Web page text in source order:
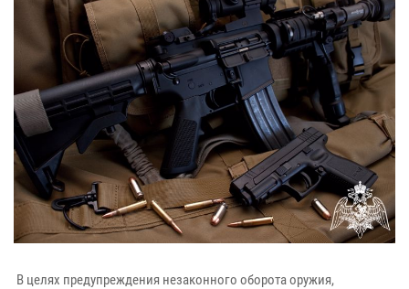
В целях предупреждения незаконного оборота оружия,